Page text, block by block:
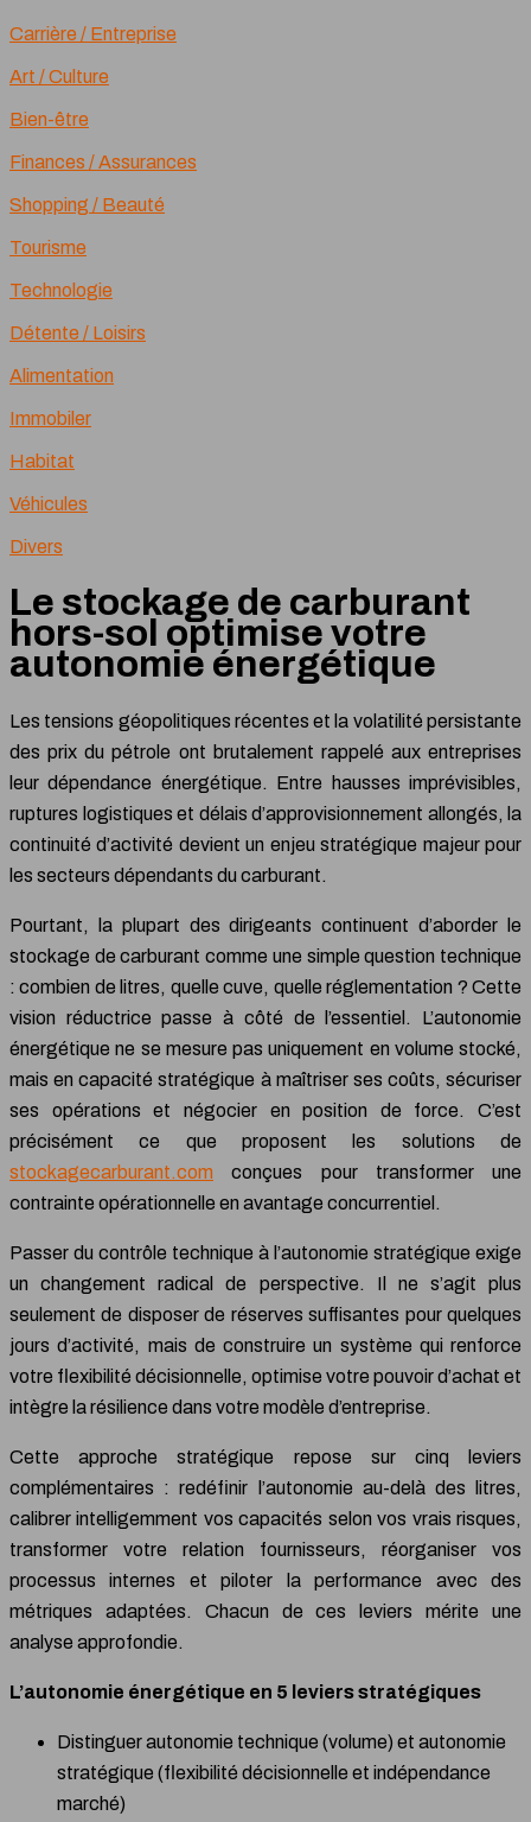
Carrière / Entreprise
Art / Culture
Bien-être
Finances / Assurances
Shopping / Beauté
Tourisme
Technologie
Détente / Loisirs
Alimentation
Immobiler
Habitat
Véhicules
Divers
Le stockage de carburant
hors-sol optimise votre
autonomie énergétique
Les tensions géopolitiques récentes et la volatilité persistante
des prix du pétrole ont brutalement rappelé aux entreprises
leur dépendance énergétique. Entre hausses imprévisibles,
ruptures logistiques et délais d’approvisionnement allongés, la
continuité d’activité devient un enjeu stratégique majeur pour
les secteurs dépendants du carburant.
Pourtant, la plupart des dirigeants continuent d’aborder le
stockage de carburant comme une simple question technique
: combien de litres, quelle cuve, quelle réglementation ? Cette
vision réductrice passe à côté de l’essentiel. L’autonomie
énergétique ne se mesure pas uniquement en volume stocké,
mais en capacité stratégique à maîtriser ses coûts, sécuriser
ses opérations et négocier en position de force. C’est
précisément ce que proposent les solutions de
stockagecarburant.com conçues pour transformer une
contrainte opérationnelle en avantage concurrentiel.
Passer du contrôle technique à l’autonomie stratégique exige
un changement radical de perspective. Il ne s’agit plus
seulement de disposer de réserves suffisantes pour quelques
jours d’activité, mais de construire un système qui renforce
votre flexibilité décisionnelle, optimise votre pouvoir d’achat et
intègre la résilience dans votre modèle d’entreprise.
Cette approche stratégique repose sur cinq leviers
complémentaires : redéfinir l’autonomie au-delà des litres,
calibrer intelligemment vos capacités selon vos vrais risques,
transformer votre relation fournisseurs, réorganiser vos
processus internes et piloter la performance avec des
métriques adaptées. Chacun de ces leviers mérite une
analyse approfondie.
L’autonomie énergétique en 5 leviers stratégiques
Distinguer autonomie technique (volume) et autonomie
stratégique (flexibilité décisionnelle et indépendance
marché)